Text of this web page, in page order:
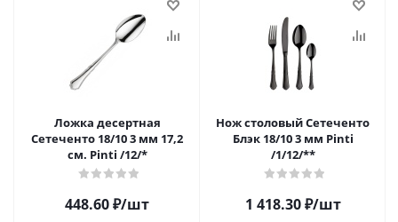
Ложка десертная
Сетеченто 18/10 3 мм 17,2
см. Pinti /12/*
448.60₽/шт
Нож столовый Сетеченто
Блэк 18/10 3 мм Pinti
/1/12/**
1 418.30₽/шт